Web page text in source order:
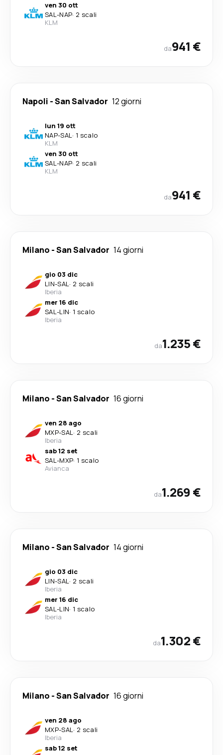
ven 30 ott
SAL-NAP· 2 scali
KLM
da941 €
Napoli -San Salvador 12 giorni
lun 19 ott
NAP-SAL· 1 scalo
KLM
ven 30 ott
SAL-NAP· 2 scali
KLM
da941 €
Milano -San Salvador 14 giorni
gio 03 dic
LIN-SAL· 2 scali
Iberia
mer 16 dic
SAL-LIN· 1 scalo
Iberia
da1.235 €
Milano -San Salvador 16 giorni
ven 28 ago
MXP-SAL· 2 scali
Iberia
sab 12 set
SAL-MXP· 1 scalo
Avianca
da1.269 €
Milano -San Salvador 14 giorni
gio 03 dic
LIN-SAL· 2 scali
Iberia
mer 16 dic
SAL-LIN· 1 scalo
Iberia
da1.302 €
Milano -San Salvador 16 giorni
ven 28 ago
MXP-SAL· 2 scali
Iberia
sab 12 set